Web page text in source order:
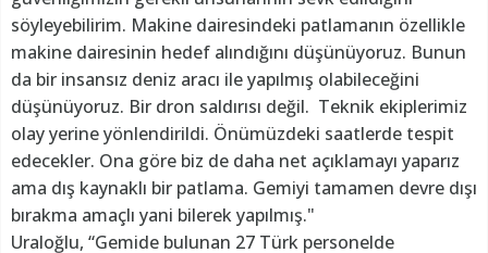
söyleyebilirim. Makine dairesindeki patlamanın özellikle
makine dairesinin hedef alındığını düşünüyoruz. Bunun
da bir insansız deniz aracı ile yapılmış olabileceğini
düşünüyoruz. Bir dron saldırısı değil. Teknik ekiplerimiz
olay yerine yönlendirildi. Önümüzdeki saatlerde tespit
edecekler. Ona göre biz de daha net açıklamayı yaparız
ama dış kaynaklı bir patlama. Gemiyi tamamen devre dışı
bırakma amaçlı yani bilerek yapılmış."
Uraloğlu, “Gemide bulunan 27 Türk personelde